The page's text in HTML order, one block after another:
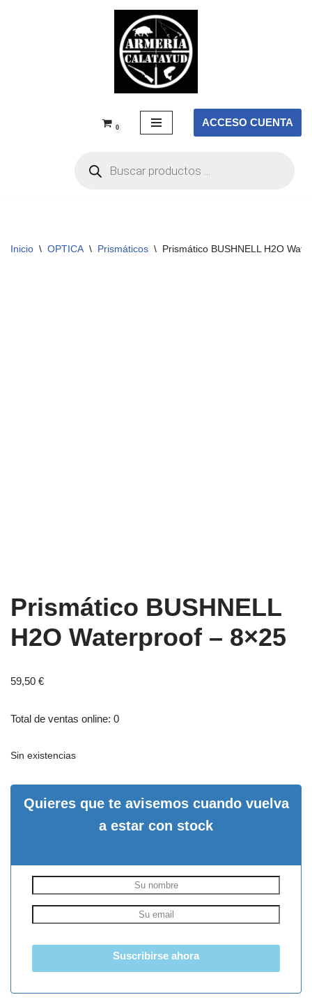
0 ACCESO CUENTA
Inicio \ OPTICA \ Prismáticos \ Prismático BUSHNELL H2O
Prismático BUSHNELL
H2O Waterproof – 8×25
59,50 €
Total de ventas online: 0
Sin existencias
Quieres que te avisemos cuando vuelva
a estar con stock
Suscribirse ahora